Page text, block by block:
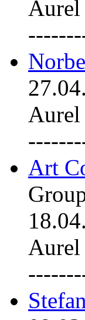
Art